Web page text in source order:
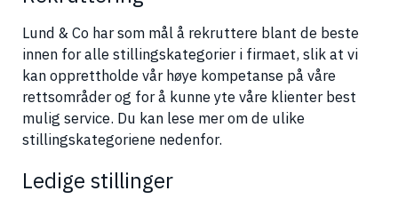
Lund & Co har som mål å rekruttere blant de beste
innen for alle stillingskategorier i firmaet, slik at vi
kan opprettholde vår høye kompetanse på våre
rettsområder og for å kunne yte våre klienter best
mulig service. Du kan lese mer om de ulike
stillingskategoriene nedenfor.
Ledige stillinger